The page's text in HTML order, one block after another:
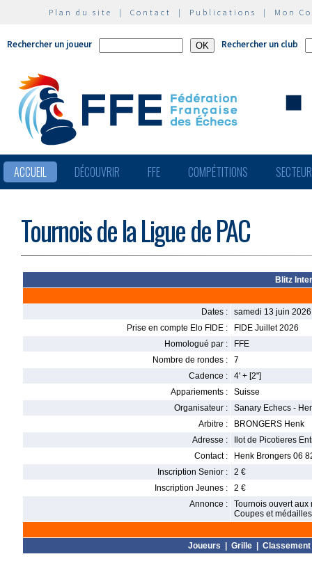
Plan du site | Contact | Publications | Mon
Rechercher un joueur Rechercher un club
ACCUEIL DÉCOUVRIR FFE COMPÉTITIONS
Tournois de la Ligue de PAC
Blitz
Dates :
samedi 13 juin
Prise en compte Elo FIDE :
FIDE Juillet 2026
Homologué par :
FFE
Nombre de rondes :
7
Cadence :
4' + [2"]
Appariements :
Suisse
Organisateur :
Sanary Echecs -
Arbitre :
BRONGERS Henk
Adresse :
Ilot de Picotieres
Contact :
Henk Brongers 06
Inscription Senior :
2 €
Inscription Jeunes :
2 €
Annonce :
Tournois ouvert aux
Coupes et médailles
Joueurs Grille Classement